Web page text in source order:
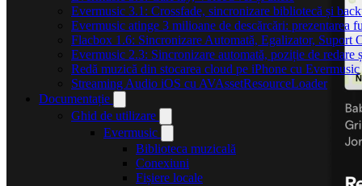
Evermusic 3.1: Crossfade, sincronizare bibliotecă și
Evermusic atinge 3 milioane de descărcări: prezentarea
Flacbox 1.6: Sincronizare Automată, Egalizator, Suport
Evermusic 2.3: Sincronizare automată, poziție de redare
Redă muzică din stocarea cloud pe iPhone cu Evermusic
Streaming Audio iOS cu AVAssetResourceLoader
Documentație
Ghid de utilizare
Evermusic
Biblioteca muzicală
Conexiuni
Fișiere locale